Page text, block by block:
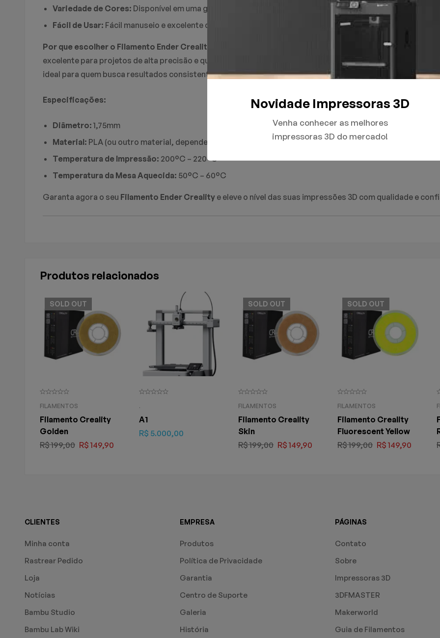
Variedade de Cores: Disponível em uma gama de cores vibrantes, permitindo que você crie modelos 3D
Fácil de Usar: Fácil manuseio e excelente desempenho, mesmo para quem está começando no mundo da
Por que escolher o Filamento Ender Creality?
Se você é um entusiasta de impressão 3D ou um
excelente para projetos de alta precisão e qualidade. Seu design e produção são focados em durabilidade
ideal para quem busca resultados consistentes.
Especificações:
Diâmetro: 1,75mm
Material: PLA (ou outro material, dependendo da variação escolhida)
Temperatura de Impressão: 200°C – 220°C
Temperatura da Mesa Aquecida: 50°C – 60°C
Garanta agora o seu Filamento Ender Creality e eleve o nível das suas impressões 3D com qualidade e
Produtos relacionados
SOLD OUT
FILAMENTOS
Filamento Creality
Golden
R$199,00 R$ 149,90
.
A1
R$ 5.000,00
SOLD OUT
FILAMENTOS
Filamento Creality
Skin
R$199,00 R$ 149,90
SOLD OUT
FILAMENTOS
Filamento Creality
Fluorescent Yellow
R$199,00 R$ 149,90
CLIENTES
Minha conta
Rastrear Pedido
Loja
Notícias
Bambu Studio
Bambu Lab Wiki
EMPRESA
Produtos
Política de Privacidade
Garantia
Centro de Suporte
Galeria
História
PÁGINAS
Contato
Sobre
Impressoras 3D
3DFMASTER
Makerworld
Guia de Filamentos
Novidade Impressoras 3D
Venha conhecer as melhores
impressoras 3D do mercado!